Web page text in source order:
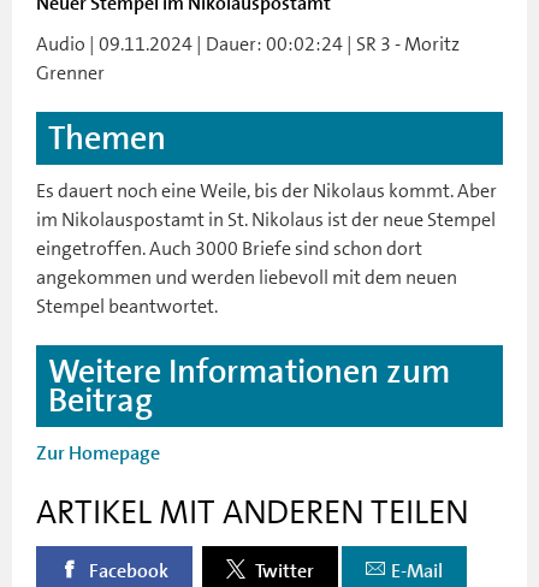
Audio | 09.11.2024 | Dauer: 00:02:24 | SR 3 - Moritz
Grenner
Themen
Es dauert noch eine Weile, bis der Nikolaus kommt. Aber
im Nikolauspostamt in St. Nikolaus ist der neue Stempel
eingetroffen. Auch 3000 Briefe sind schon dort
angekommen und werden liebevoll mit dem neuen
Stempel beantwortet.
Weitere Informationen zum
Beitrag
Zur Homepage
ARTIKEL MIT ANDEREN TEILEN
Facebook Twitter E-Mail